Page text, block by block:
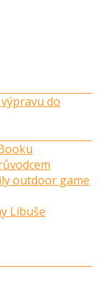
do
outdoor game
Libuše